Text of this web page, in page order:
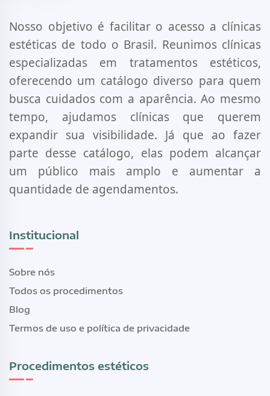
Nosso objetivo é facilitar o acesso a clínicas
estéticas de todo o Brasil. Reunimos clínicas
especializadas em tratamentos estéticos,
oferecendo um catálogo diverso para quem
busca cuidados com a aparência. Ao mesmo
tempo, ajudamos clínicas que querem
expandir sua visibilidade. Já que ao fazer
parte desse catálogo, elas podem alcançar
um público mais amplo e aumentar a
quantidade de agendamentos.
Institucional
Sobre nós
Todos os procedimentos
Blog
Termos de uso e política de privacidade
Procedimentos estéticos